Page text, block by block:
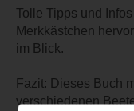
Tolle Tipps und
Merkkästchen
im Blick.
Fazit: Dieses Buch
verschiedenen